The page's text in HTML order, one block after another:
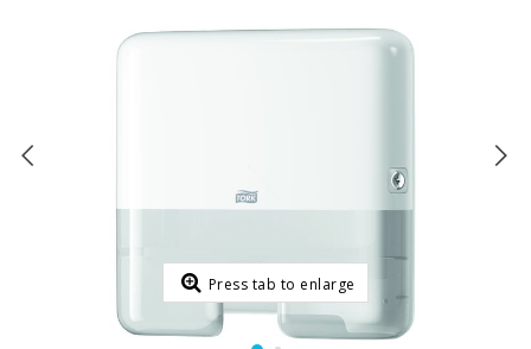
Press tab to enlarge